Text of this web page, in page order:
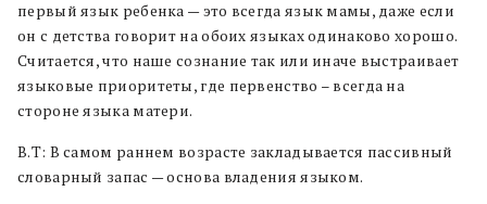
первый язык ребенка — это всегда язык мамы, даже если
он с детства говорит на обоих языках одинаково хорошо.
Считается, что наше сознание так или иначе выстраивает
языковые приоритеты, где первенство – всегда на
стороне языка матери.
В.Т: В самом раннем возрасте закладывается пассивный
словарный запас — основа владения языком.